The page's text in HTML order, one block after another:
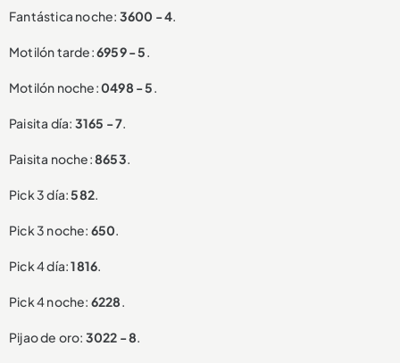
Fantástica noche: 3600 - 4.
Motilón tarde:6959 - 5.
Motilón noche:0498 - 5.
Paisita día: 3165 - 7.
Paisita noche:8653.
Pick 3 día:582.
Pick 3 noche: 650.
Pick 4 día:1816.
Pick 4 noche: 6228.
Pijao de oro: 3022 - 8.